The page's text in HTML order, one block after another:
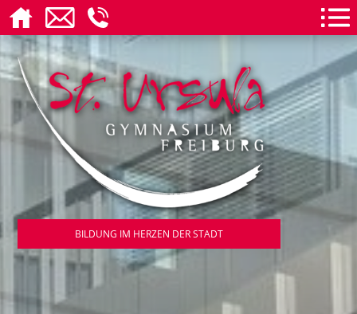
BILDUNG IM HERZEN DER STADT